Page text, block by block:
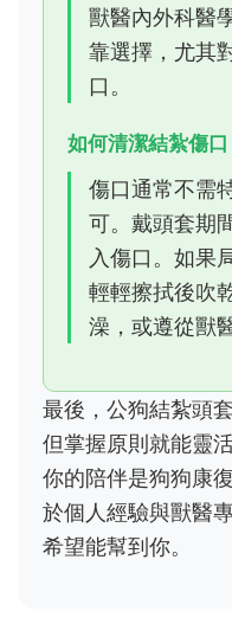
獸醫內外科醫
靠選擇，尤其
口。
如何清潔結紮傷
傷口通常不需
可。戴頭套期
入傷口。如果
輕輕擦拭後吹
澡，或遵從獸
最後，公狗結紮頭
但掌握原則就能靈
你的陪伴是狗狗康
於個人經驗與獸醫
希望能幫到你。